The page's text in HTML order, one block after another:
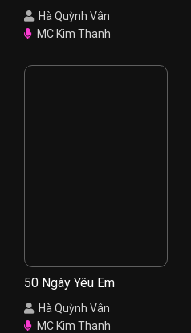
Hà Quỳnh Vân
MC Kim Thanh
50 Ngày Yêu Em
Hà Quỳnh Vân
MC Kim Thanh